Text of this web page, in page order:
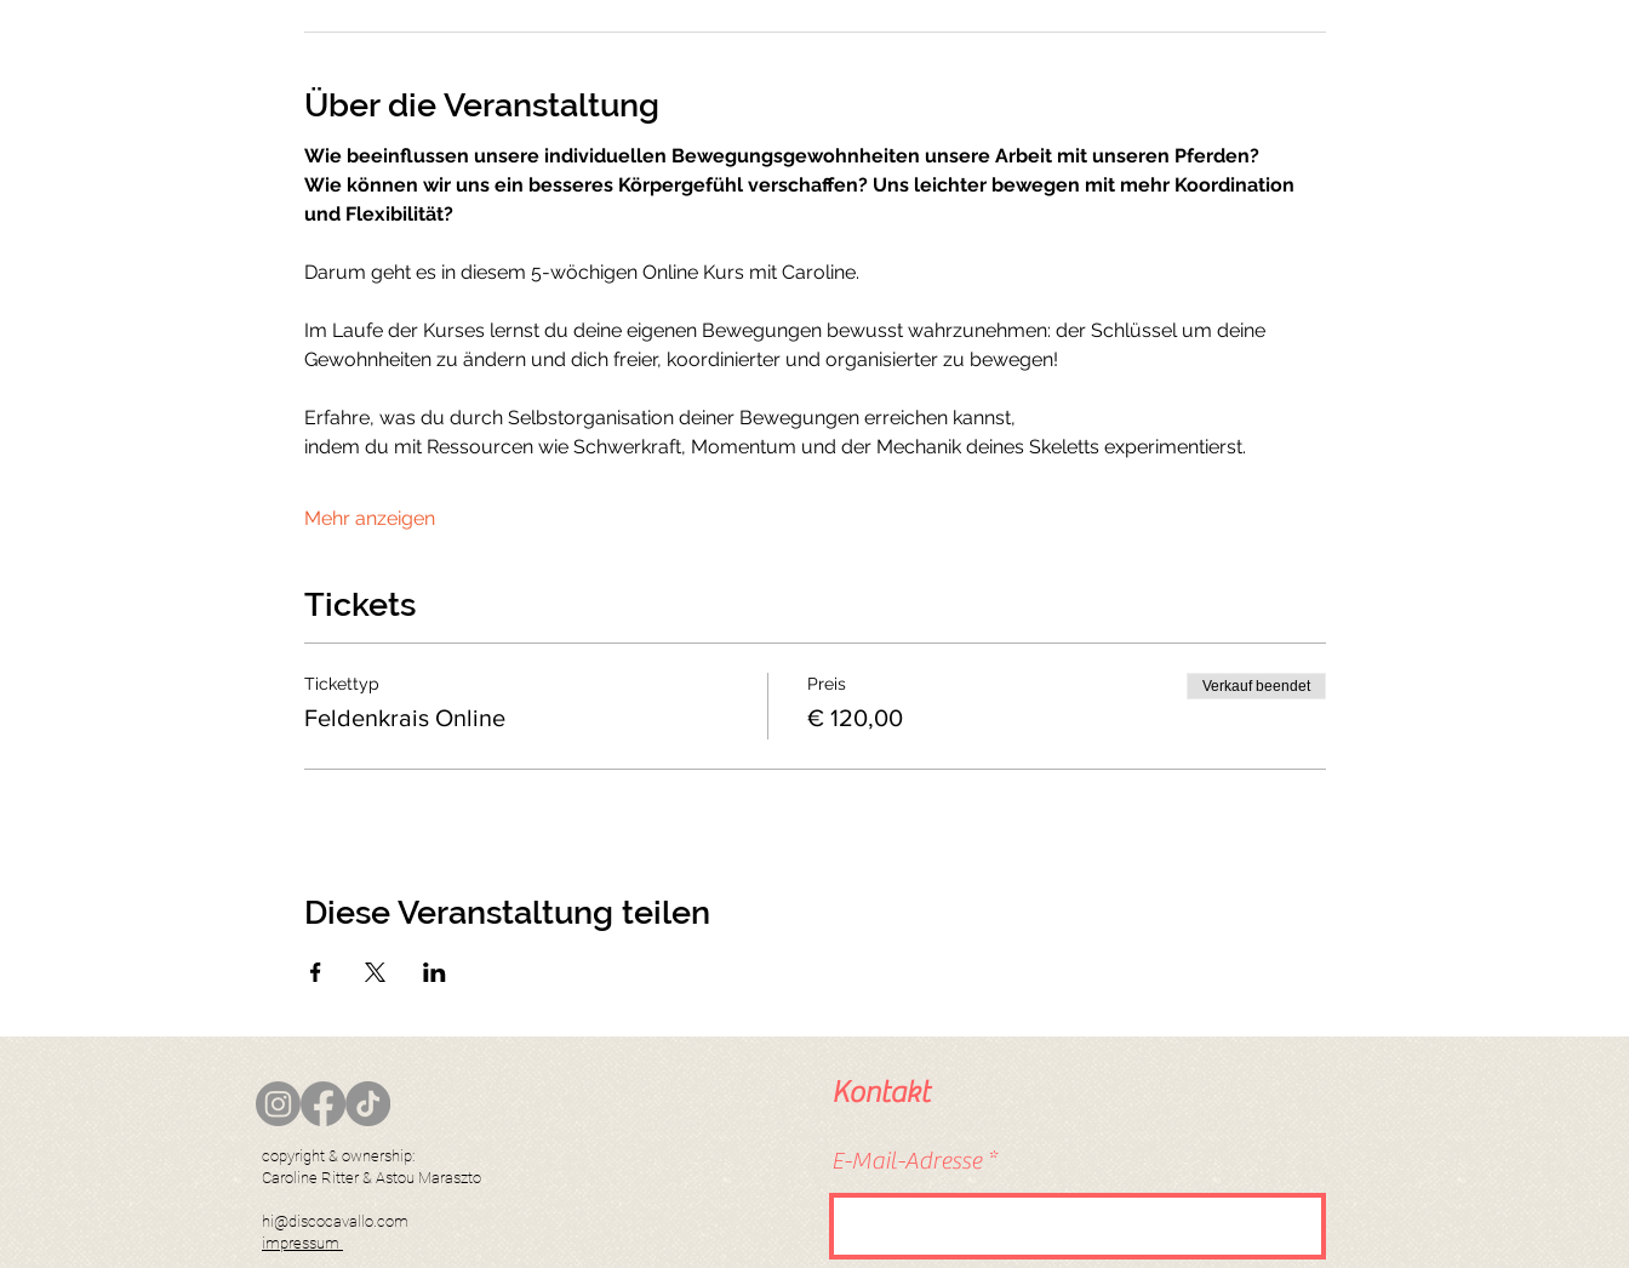
Über die Veranstaltung
Wie beeinflussen unsere individuellen Bewegungsgewohnheiten unsere Arbeit mit unseren Pferden?
Wie können wir uns ein besseres Körpergefühl verschaffen? Uns leichter bewegen mit mehr Koordination
und Flexibilität?
Darum geht es in diesem 5-wöchigen Online Kurs mit Caroline.
Im Laufe der Kurses lernst du deine eigenen Bewegungen bewusst wahrzunehmen: der Schlüssel um deine
Gewohnheiten zu ändern und dich freier, koordinierter und organisierter zu bewegen!
Erfahre, was du durch Selbstorganisation deiner Bewegungen erreichen kannst,
indem du mit Ressourcen wie Schwerkraft, Momentum und der Mechanik deines Skeletts experimentierst.
Mehr anzeigen
Tickets
Tickettyp
Feldenkrais Online
Preis
€ 120,00
Verkauf beendet
Diese Veranstaltung teilen
copyright & ownership:
Caroline Ritter & Astou Maraszto
hi@discocavallo.com
impressum
Kontakt
E-Mail-Adresse